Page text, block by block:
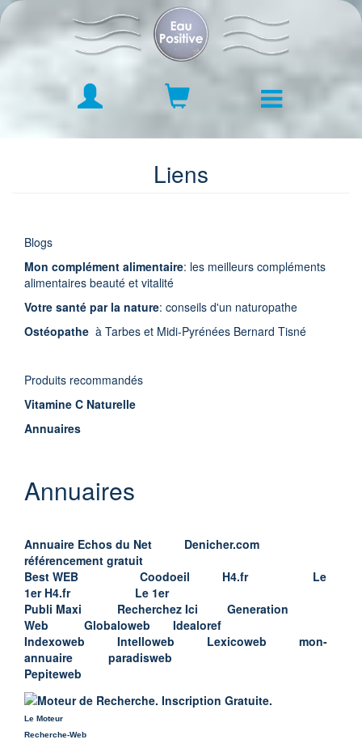
Aller
au
principal
Contact & Conseils personnalisés
Liens
Blogs
Mon complément alimentaire: les meilleurs compléments
alimentaires beauté et vitalité
Votre santé par la nature: conseils d'un naturopathe
Ostéopathe à Tarbes et Midi-Pyrénées Bernard Tisné
Produits recommandés
Vitamine C Naturelle
Annuaires
Annuaires
Annuaire Echos du Net
Denicher.com
référencement gratuit
Best WEB
Coodoeil H4.fr
Le
1er H4.fr
Le 1er
Publi Maxi
Recherchez Ici
Generation
Web
Globaloweb
Idealoref
Indexoweb
Intelloweb Lexicoweb
mon-
annuaire
paradisweb
Pepiteweb
Le Moteur
Recherche-Web